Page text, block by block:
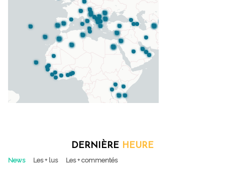
DERNIÈRE HEURE
News Les + lus Les + commentés